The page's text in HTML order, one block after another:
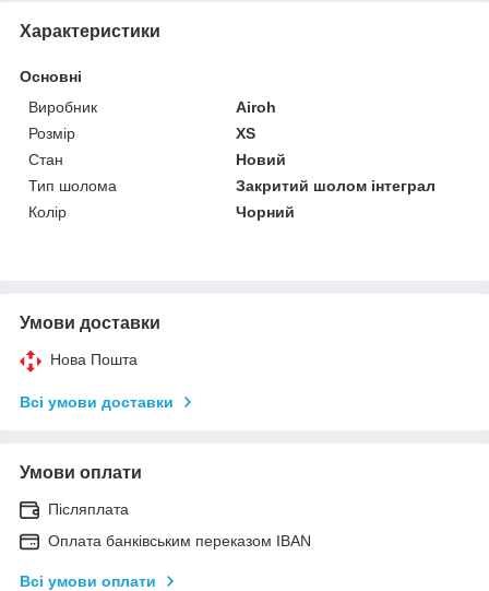
Характеристики
Основні
Виробник
Airoh
Розмір
XS
Стан
Новий
Тип шолома
Закритий шолом інтеграл
Колір
Чорний
Умови доставки
Нова Пошта
Всі умови доставки
Умови оплати
Післяплата
Оплата банківським переказом IBAN
Всі умови оплати